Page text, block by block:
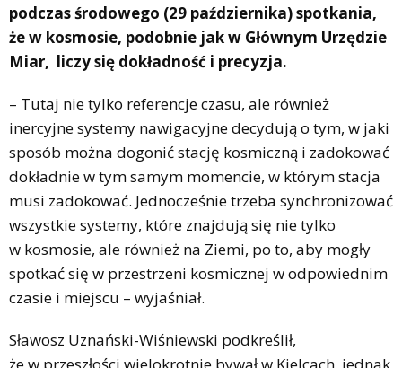
podczas środowego (29 października) spotkania,
że w kosmosie, podobnie jak w Głównym Urzędzie
Miar, liczy się dokładność i precyzja.
– Tutaj nie tylko referencje czasu, ale również
inercyjne systemy nawigacyjne decydują o tym, w jaki
sposób można dogonić stację kosmiczną i zadokować
dokładnie w tym samym momencie, w którym stacja
musi zadokować. Jednocześnie trzeba synchronizować
wszystkie systemy, które znajdują się nie tylko
w kosmosie, ale również na Ziemi, po to, aby mogły
spotkać się w przestrzeni kosmicznej w odpowiednim
czasie i miejscu – wyjaśniał.
Sławosz Uznański-Wiśniewski podkreślił,
że w przeszłości wielokrotnie bywał w Kielcach, jednak